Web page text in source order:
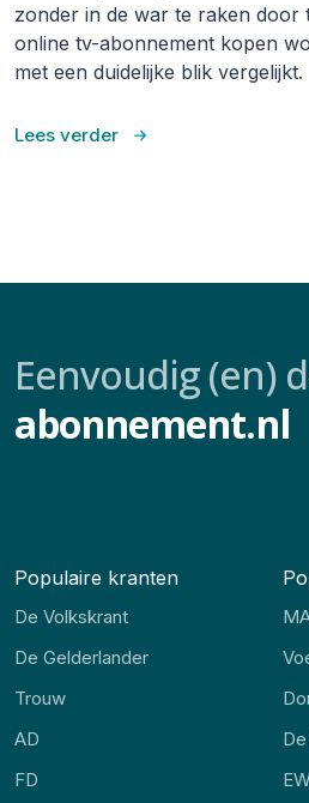
zonder in de war te raken door
online tv-abonnement kopen
met een duidelijke blik vergelijkt.
Lees verder
Eenvoudig (en)
abonnement.nl
Populaire kranten
De Volkskrant
De Gelderlander
Trouw
AD
FD